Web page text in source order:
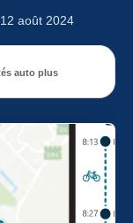
août 2024
auto plus